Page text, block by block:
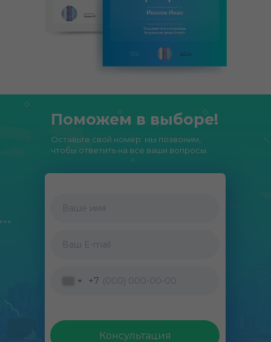
Поможем в выборе!
Ваше имя
Ваш E-mail
+7
Консультация
Оставьте свой номер: мы позвоним,
чтобы ответить на все ваши вопросы.